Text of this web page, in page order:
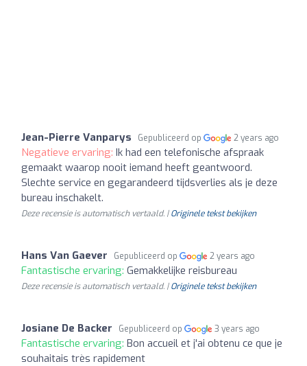
Jean-Pierre Vanparys Gepubliceerd op 2 years ago
Negatieve ervaring: Ik had een telefonische afspraak
gemaakt waarop nooit iemand heeft geantwoord.
Slechte service en gegarandeerd tijdsverlies als je deze
bureau inschakelt.
Deze recensie is automatisch vertaald. |Originele tekst bekijken
Hans Van Gaever Gepubliceerd op 2 years ago
Fantastische ervaring: Gemakkelijke reisbureau
Deze recensie is automatisch vertaald. |Originele tekst bekijken
Josiane De Backer Gepubliceerd op 3 years ago
Fantastische ervaring: Bon accueil et j'ai obtenu ce que je
souhaitais très rapidement